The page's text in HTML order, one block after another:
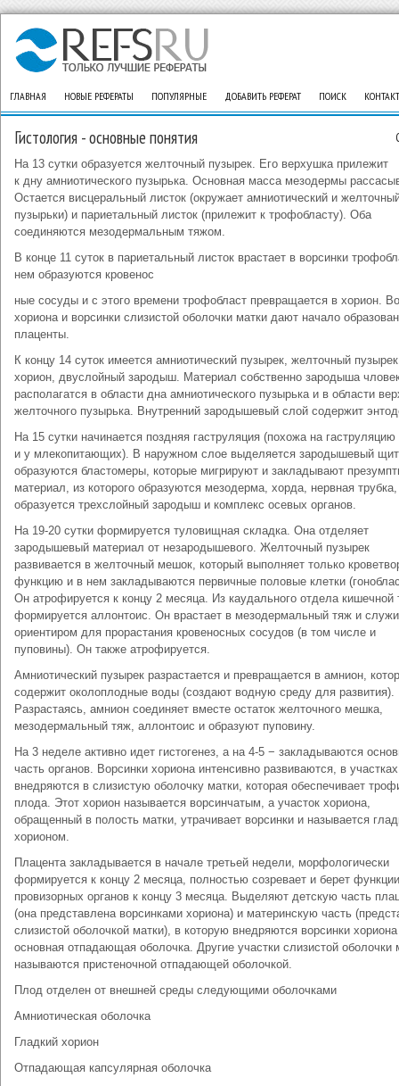
ГЛАВНАЯ НОВЫЕ РЕФЕРАТЫ ПОПУЛЯРНЫЕ ДОБАВИТЬ РЕФЕРАТ ПОИСК
Гистология - основные понятия
На 13 сутки образуется желточный пузырек. Его верхушка прилежит
к дну амниотического пузырька. Основная масса мезодермы
Остается висцеральный листок (окружает амниотический и
пузырьки) и париетальный листок (прилежит к трофобласту). Оба
соединяются мезодермальным тяжом.
В конце 11 суток в париетальный листок врастает в ворсинки
нем образуются кровенос
ные сосуды и с этого времени трофобласт превращается в хорион.
хориона и ворсинки слизистой оболочки матки дают начало
плаценты.
К концу 14 суток имеется амниотический пузырек, желточный
хорион, двуслойный зародыш. Материал собственно зародыша
располагатся в области дна амниотического пузырька и в области
желточного пузырька. Внутренний зародышевый слой содержит
На 15 сутки начинается поздняя гаструляция (похожа на гаструляцию
и у млекопитающих). В наружном слое выделяется зародышевый
образуются бластомеры, которые мигрируют и закладывают
материал, из которого образуются мезодерма, хорда, нервная трубка,
образуется трехслойный зародыш и комплекс осевых органов.
На 19-20 сутки формируется туловищная складка. Она отделяет
зародышевый материал от незародышевого. Желточный пузырек
развивается в желточный мешок, который выполняет только
функцию и в нем закладываются первичные половые клетки
Он атрофируется к концу 2 месяца. Из каудального отдела кишечной
формируется аллонтоис. Он врастает в мезодермальный тяж и
ориентиром для прорастания кровеносных сосудов (в том числе и
пуповины). Он также атрофируется.
Амниотический пузырек разрастается и превращается в амнион,
содержит околоплодные воды (создают водную среду для развития).
Разрастаясь, амнион соединяет вместе остаток желточного мешка,
мезодермальный тяж, аллонтоис и образуют пуповину.
На 3 неделе активно идет гистогенез, а на 4-5 − закладываются
часть органов. Ворсинки хориона интенсивно развиваются, в участках
внедряются в слизистую оболочку матки, которая обеспечивает
плода. Этот хорион называется ворсинчатым, а участок хориона,
обращенный в полость матки, утрачивает ворсинки и называется
хорионом.
Плацента закладывается в начале третьей недели, морфологически
формируется к концу 2 месяца, полностью созревает и берет
провизорных органов к концу 3 месяца. Выделяют детскую часть
(она представлена ворсинками хориона) и материнскую часть
слизистой оболочкой матки), в которую внедряются ворсинки
основная отпадающая оболочка. Другие участки слизистой оболочки
называются пристеночной отпадающей оболочкой.
Плод отделен от внешней среды следующими оболочками
Амниотическая оболочка
Гладкий хорион
Отпадающая капсулярная оболочка